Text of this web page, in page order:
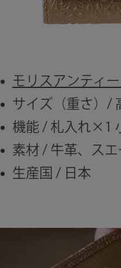
モリスアンティー
サイズ（重さ）/
機能 / 札入れ×1
素材 / 牛革、ス
生産国 / 日本